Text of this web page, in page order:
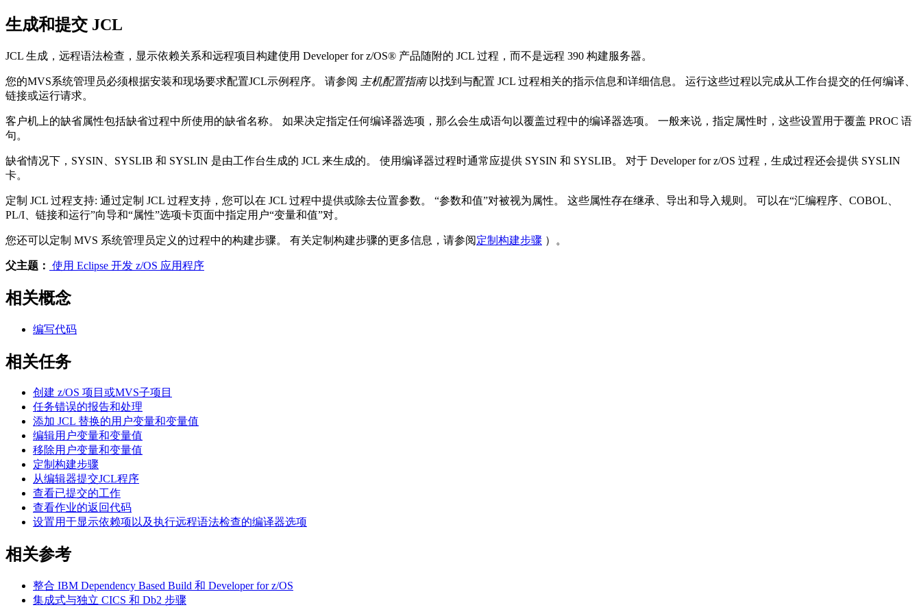
生成和提交 JCL
JCL 生成，远程语法检查，显示依赖关系和远程项目构建使用 Developer for z/OS® 产品随附的 JCL 过程，而不是远程 390 构建服务器。
您的MVS系统管理员必须根据安装和现场要求配置JCL示例程序。 请参阅 主机配置指南以找到与配置 JCL 过程相关的指示信息和详细信息。 运行这些过程以完成从工作台提交的任何编译、
链接或运行请求。
客户机上的缺省属性包括缺省过程中所使用的缺省名称。 如果决定指定任何编译器选项，那么会生成语句以覆盖过程中的编译器选项。 一般来说，指定属性时，这些设置用于覆盖 PROC 语
句。
缺省情况下，SYSIN、SYSLIB 和 SYSLIN 是由工作台生成的 JCL 来生成的。 使用编译器过程时通常应提供 SYSIN 和 SYSLIB。 对于 Developer for z/OS 过程，生成过程还会提供 SYSLIN
卡。
定制 JCL 过程支持: 通过定制 JCL 过程支持，您可以在 JCL 过程中提供或除去位置参数。 “参数和值”对被视为属性。 这些属性存在继承、导出和导入规则。 可以在“汇编程序、COBOL、
PL/I、链接和运行”向导和“属性”选项卡页面中指定用户“变量和值”对。
您还可以定制 MVS 系统管理员定义的过程中的构建步骤。 有关定制构建步骤的更多信息，请参阅定制构建步骤 ）。
父主题： 使用 Eclipse 开发 z/OS 应用程序
相关概念
编写代码
相关任务
创建 z/OS 项目或MVS子项目
任务错误的报告和处理
添加 JCL 替换的用户变量和变量值
编辑用户变量和变量值
移除用户变量和变量值
定制构建步骤
从编辑器提交JCL程序
查看已提交的工作
查看作业的返回代码
设置用于显示依赖项以及执行远程语法检查的编译器选项
相关参考
整合 IBM Dependency Based Build 和 Developer for z/OS
集成式与独立 CICS 和 Db2 步骤